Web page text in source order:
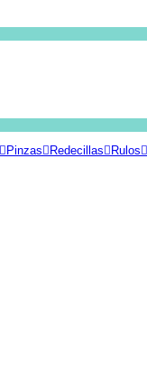
Pinzas Redecillas Rulos